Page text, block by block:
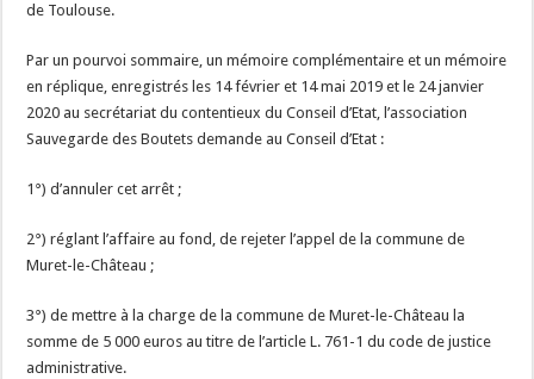
de Toulouse.
Par un pourvoi sommaire, un mémoire complémentaire et un mémoire
en réplique, enregistrés les 14 février et 14 mai 2019 et le 24 janvier
2020 au secrétariat du contentieux du Conseil d’Etat, l’association
Sauvegarde des Boutets demande au Conseil d’Etat :
1°) d’annuler cet arrêt ;
2°) réglant l’affaire au fond, de rejeter l’appel de la commune de
Muret-le-Château ;
3°) de mettre à la charge de la commune de Muret-le-Château la
somme de 5 000 euros au titre de l’article L. 761-1 du code de justice
administrative.